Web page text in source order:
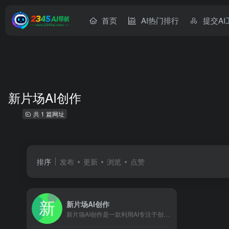
首页 AI热门排行 提交AI
新片场AI创作
共 1 篇网址
排序 发布 更新 浏览 点赞
新片场AI创作